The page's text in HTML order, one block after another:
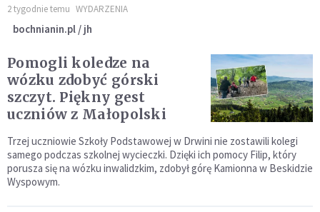
2 tygodnie temu WYDARZENIA
bochnianin.pl / jh
Pomogli koledze na
wózku zdobyć górski
szczyt. Piękny gest
uczniów z Małopolski
Trzej uczniowie Szkoły Podstawowej w Drwini nie zostawili kolegi
samego podczas szkolnej wycieczki. Dzięki ich pomocy Filip, który
porusza się na wózku inwalidzkim, zdobył górę Kamionna w Beskidzie
Wyspowym.